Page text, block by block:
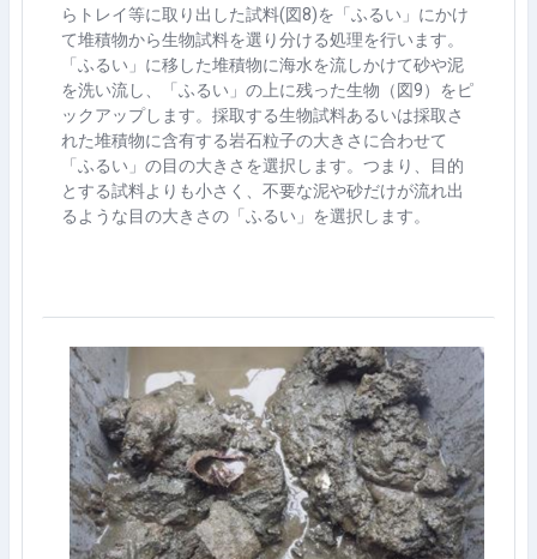
らトレイ等に取り出した試料(図8)を「ふるい」にかけ
て堆積物から生物試料を選り分ける処理を行います。
「ふるい」に移した堆積物に海水を流しかけて砂や泥
を洗い流し、「ふるい」の上に残った生物（図9）をピ
ックアップします。採取する生物試料あるいは採取さ
れた堆積物に含有する岩石粒子の大きさに合わせて
「ふるい」の目の大きさを選択します。つまり、目的
とする試料よりも小さく、不要な泥や砂だけが流れ出
るような目の大きさの「ふるい」を選択します。